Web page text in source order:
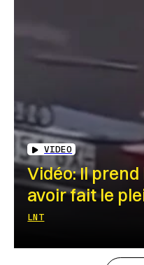
VIDEO
Vidéo: Il
avoir fait le
LNT